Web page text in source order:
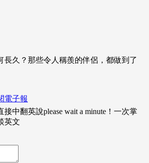
電子報
長久？那些令人稱羨的伴侶，都做到了
接中翻英說please wait a minute！一次掌
英文